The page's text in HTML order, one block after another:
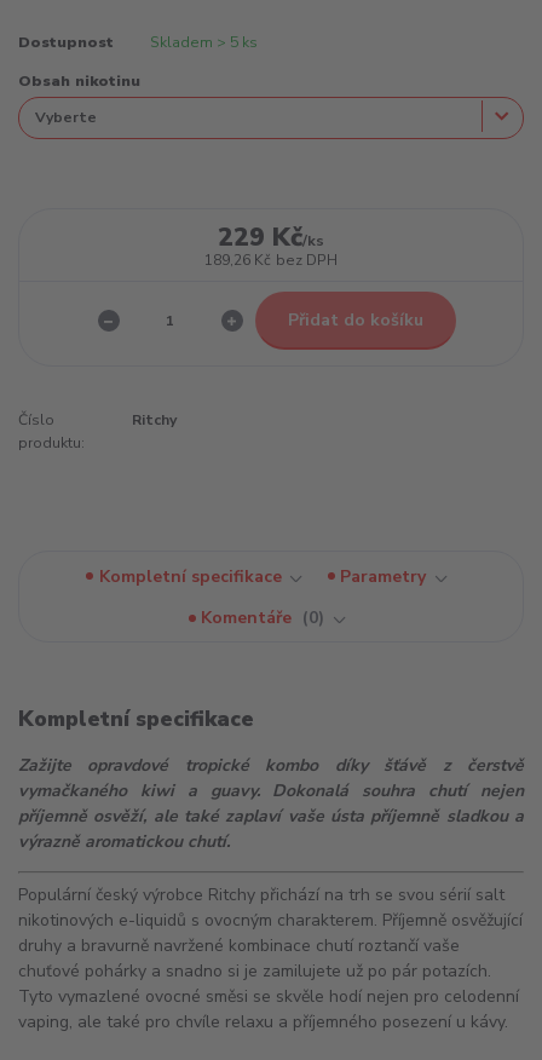
Dostupnost Skladem > 5 ks
Obsah nikotinu
229 Kč/ks
189,26 Kč bez DPH
Přidat do košíku
Číslo
produktu:
Ritchy
Kompletní specifikace
Parametry
Komentáře
0
Kompletní specifikace
Zažijte opravdové tropické kombo díky šťávě z čerstvě
vymačkaného kiwi a guavy. Dokonalá souhra chutí nejen
příjemně osvěží, ale také zaplaví vaše ústa příjemně sladkou a
výrazně aromatickou chutí.
Populární český výrobce Ritchy přichází na trh se svou sérií salt
nikotinových e-liquidů s ovocným charakterem. Příjemně osvěžující
druhy a bravurně navržené kombinace chutí roztančí vaše
chuťové pohárky a snadno si je zamilujete už po pár potazích.
Tyto vymazlené ovocné směsi se skvěle hodí nejen pro celodenní
vaping, ale také pro chvíle relaxu a příjemného posezení u kávy.